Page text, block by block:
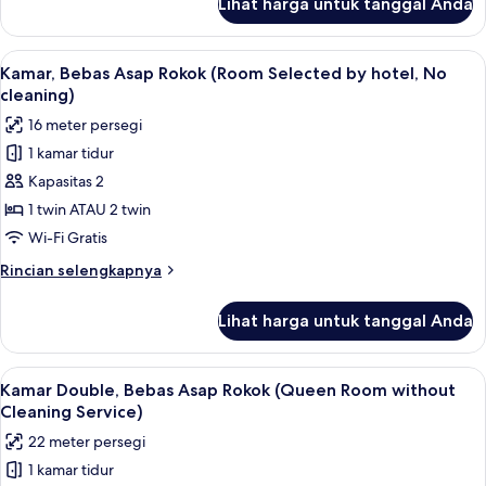
Rokok
(1
King
Bed,
No
cleaning)
Kamar,
Tempat
Tidur
Bebas
Asap
Rokok
(1
King
No
cleaning)
Lihat
semua
foto
untuk
Kamar,
Bebas
Asap
Rokok
(Room
Selected
hotel,
No
cleaning)
Brankas, meja kerja, kedap suara,
7
Kamar, Bebas Asap Rokok (Room Selected by hotel, No
cleaning)
16 meter persegi
1 kamar tidur
Kapasitas 2
1 twin ATAU 2 twin
Wi-Fi Gratis
Rincian selengkapnya
Rincian
Kamar,
Bebas
Asap
Rokok
Selected
by
Lihat harga untuk tanggal Anda
Lihat
semua
foto
untuk
Kamar
Brankas, meja kerja, kedap suara,
7
Kamar Double, Bebas Asap Rokok (Queen Room without
Cleaning Service)
22 meter persegi
1 kamar tidur